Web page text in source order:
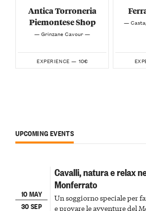
Antica Torroneria
Piemontese Shop
— Grinzane Cavour —
EXPERIENCE — 10€
—
UPCOMING EVENTS
10 MAY
30 SEP
Cavalli, natura e relax
Monferrato
Un soggiorno speciale per
e provare le avventure del